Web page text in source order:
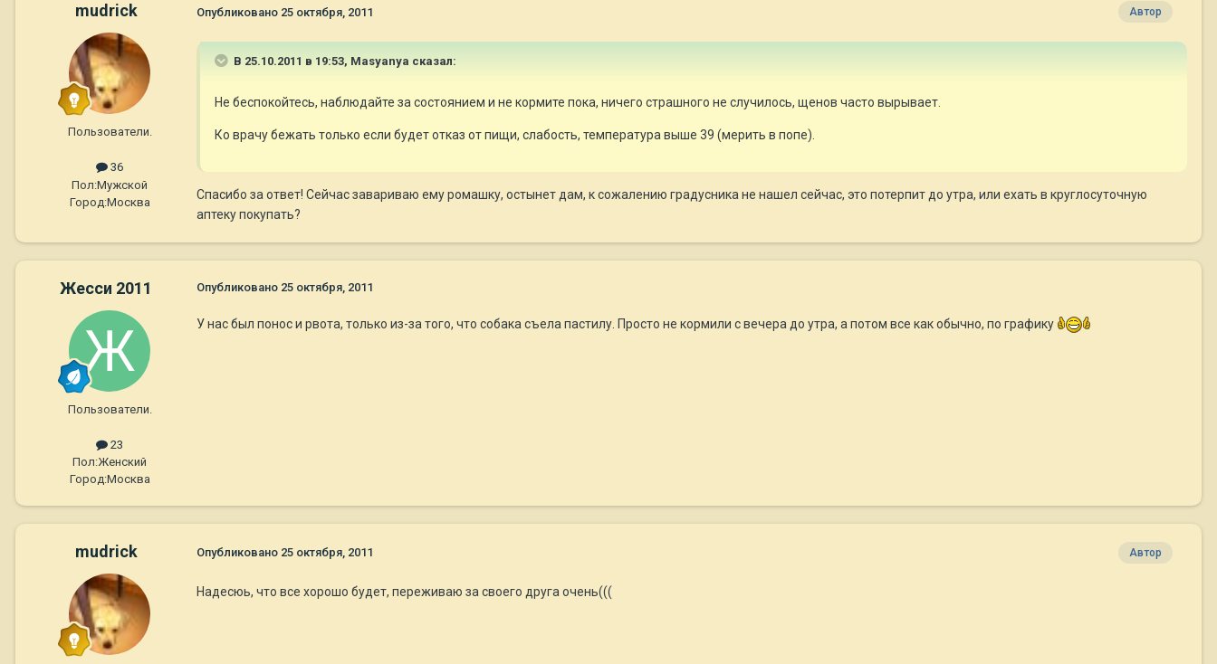
mudrick
Пользователи.
36
Пол:Мужской
Город:Москва
Автор
Опубликовано 25 октября, 2011
В 25.10.2011 в 19:53, Masyanya сказал:
Не беспокойтесь, наблюдайте за состоянием и не кормите пока, ничего страшного не случилось, щенов часто вырывает.
Ко врачу бежать только если будет отказ от пищи, слабость, температура выше 39 (мерить в попе).
Спасибо за ответ! Сейчас завариваю ему ромашку, остынет дам, к сожалению градусника не нашел сейчас, это потерпит до утра, или ехать в круглосуточную
аптеку покупать?
Жесси 2011
Пользователи.
23
Пол:Женский
Город:Москва
Опубликовано 25 октября, 2011
У нас был понос и рвота, только из-за того, что собака съела пастилу. Просто не кормили с вечера до утра, а потом все как обычно, по графику
mudrick Автор
Опубликовано 25 октября, 2011
Надесюь, что все хорошо будет, переживаю за своего друга очень(((